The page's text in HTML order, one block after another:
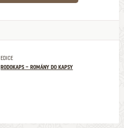
EDICE
RODOKAPS – ROMÁNY DO KAPSY